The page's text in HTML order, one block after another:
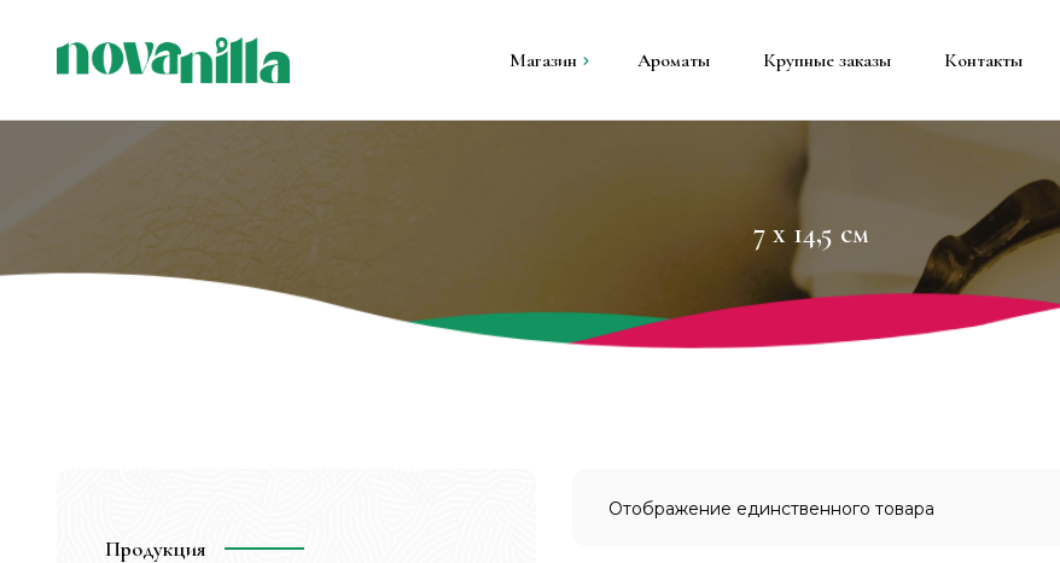
Магазин Ароматы Крупные заказы Контакты
7 x 14,5 см
Отображение единственного товара
Продукция